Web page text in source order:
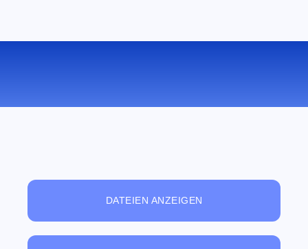
DATEIEN ANZEIGEN